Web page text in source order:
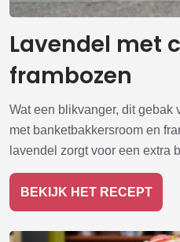
Lavendel met
frambozen
Wat een blikvanger, dit gebak
met banketbakkersroom en
lavendel zorgt voor een extra
BEKIJK HET RECEPT